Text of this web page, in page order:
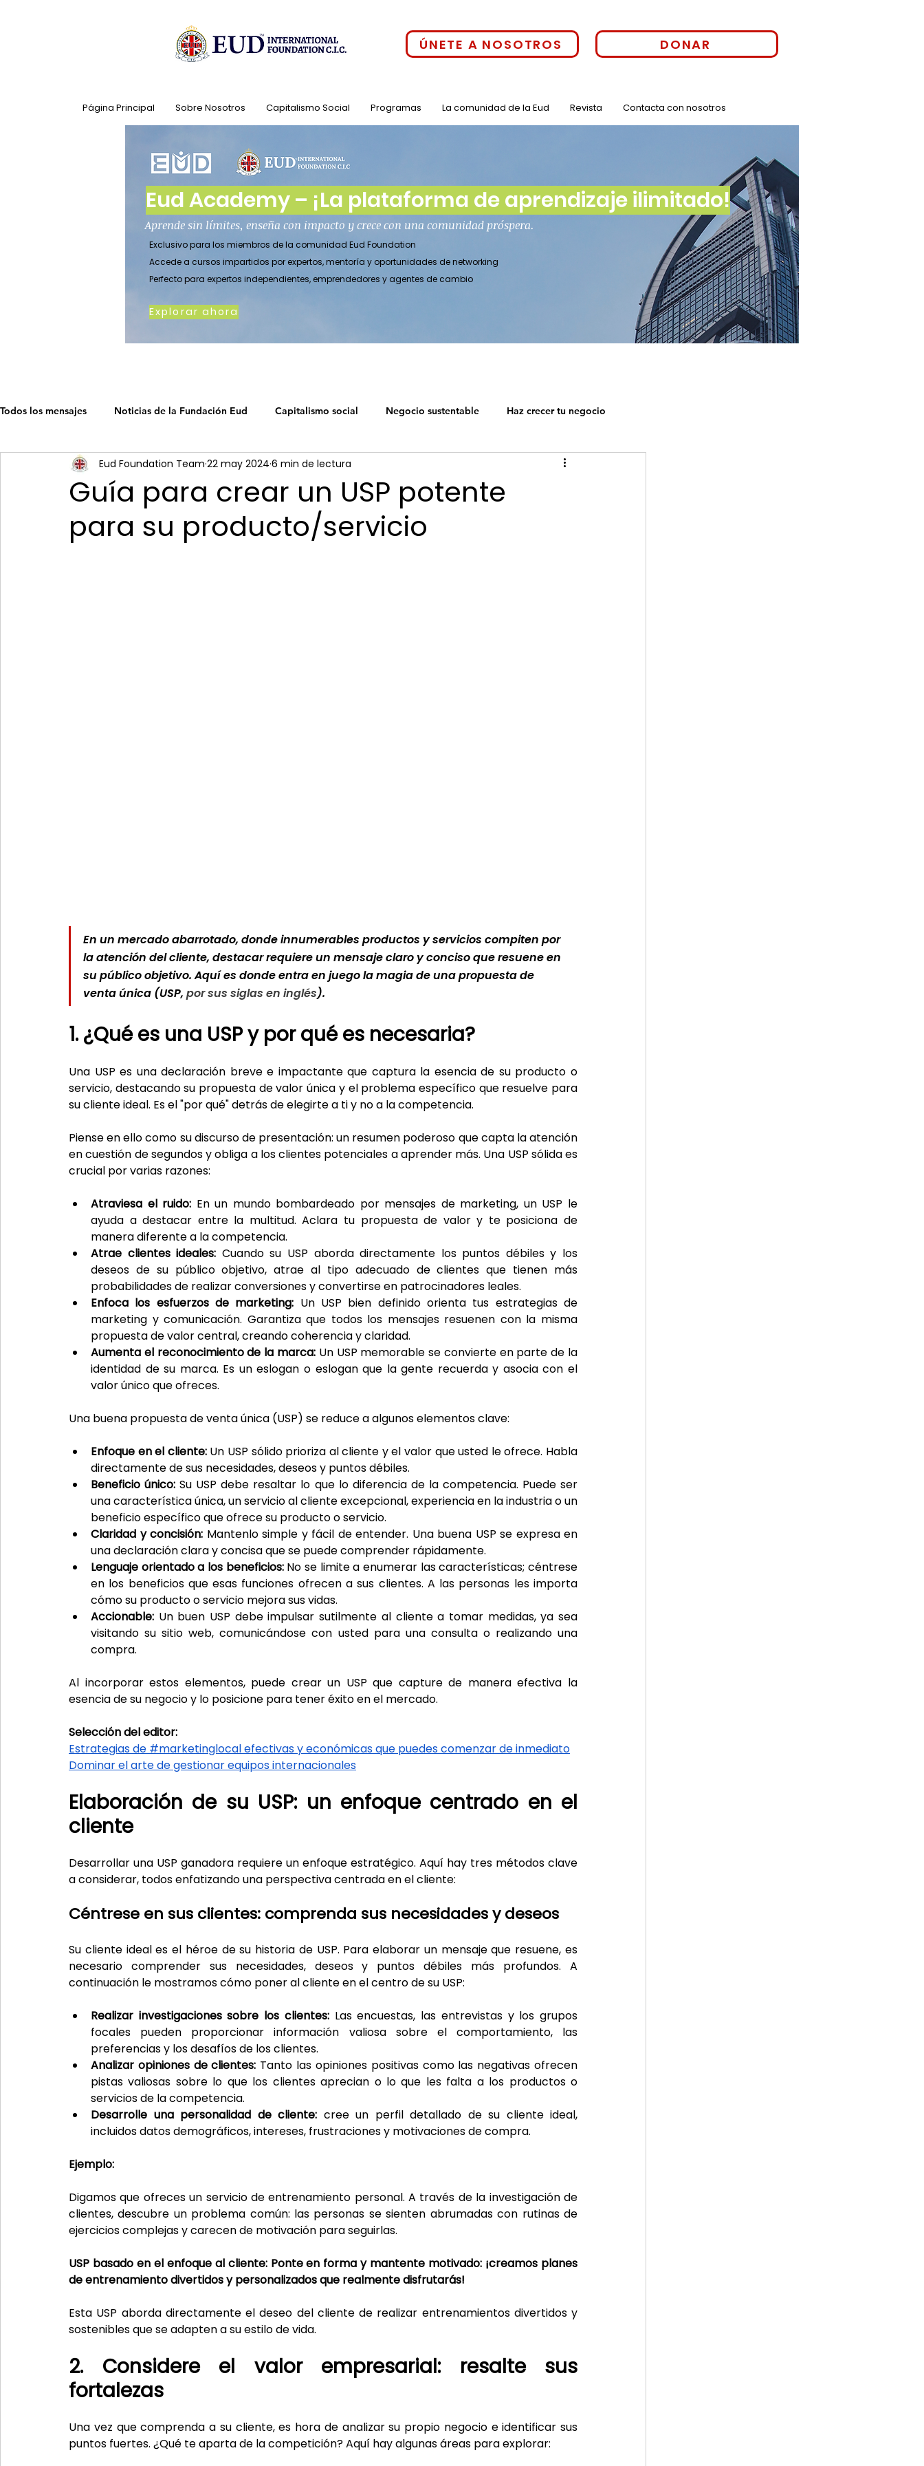
ÚNETE A NOSOTROS DONAR
Página Principal Sobre Nosotros Capitalismo Social Programas La comunidad de la Eud Revista Contacta con nosotros
Eud Academy – ¡La plataforma de aprendizaje ilimitado!
Aprende sin límites, enseña con impacto y crece con una comunidad próspera.
Exclusivo para los miembros de la comunidad Eud Foundation
Accede a cursos impartidos por expertos, mentoría y oportunidades de networking
Perfecto para expertos independientes, emprendedores y agentes de cambio
Explorar ahora
Todos los mensajes Noticias de la Fundación Eud Capitalismo social Negocio sustentable Haz crecer tu negocio
Cómo trabajamos Earth's Call Ruta del capitalismo social
La hoja de ruta del capitalismo soc La Hoja de Ruta del Capitalismo Soc
Guía para crear un USP potente
para su producto/servicio
Eud Foundation Team 22 may 2024 6 min de lectura
En un mercado abarrotado, donde innumerables productos y servicios compiten por
la atención del cliente, destacar requiere un mensaje claro y conciso que resuene en
su público objetivo. Aquí es donde entra en juego la magia de una propuesta de
venta única (USP, por sus siglas en inglés).
1. ¿Qué es una USP y por qué es necesaria?
Una USP es una declaración breve e impactante que captura la esencia de su producto o
servicio, destacando su propuesta de valor única y el problema específico que resuelve para
su cliente ideal. Es el "por qué" detrás de elegirte a ti y no a la competencia.
Piense en ello como su discurso de presentación: un resumen poderoso que capta la atención
en cuestión de segundos y obliga a los clientes potenciales a aprender más. Una USP sólida es
crucial por varias razones:
Atraviesa el ruido: En un mundo bombardeado por mensajes de marketing, un USP le
ayuda a destacar entre la multitud. Aclara tu propuesta de valor y te posiciona de
manera diferente a la competencia.
Atrae clientes ideales: Cuando su USP aborda directamente los puntos débiles y los
deseos de su público objetivo, atrae al tipo adecuado de clientes que tienen más
probabilidades de realizar conversiones y convertirse en patrocinadores leales.
Enfoca los esfuerzos de marketing: Un USP bien definido orienta tus estrategias de
marketing y comunicación. Garantiza que todos los mensajes resuenen con la misma
propuesta de valor central, creando coherencia y claridad.
Aumenta el reconocimiento de la marca: Un USP memorable se convierte en parte de la
identidad de su marca. Es un eslogan o eslogan que la gente recuerda y asocia con el
valor único que ofreces.
Una buena propuesta de venta única (USP) se reduce a algunos elementos clave:
Enfoque en el cliente: Un USP sólido prioriza al cliente y el valor que usted le ofrece. Habla
directamente de sus necesidades, deseos y puntos débiles.
Beneficio único: Su USP debe resaltar lo que lo diferencia de la competencia. Puede ser
una característica única, un servicio al cliente excepcional, experiencia en la industria o un
beneficio específico que ofrece su producto o servicio.
Claridad y concisión: Mantenlo simple y fácil de entender. Una buena USP se expresa en
una declaración clara y concisa que se puede comprender rápidamente.
Lenguaje orientado a los beneficios: No se limite a enumerar las características; céntrese
en los beneficios que esas funciones ofrecen a sus clientes. A las personas les importa
cómo su producto o servicio mejora sus vidas.
Accionable: Un buen USP debe impulsar sutilmente al cliente a tomar medidas, ya sea
visitando su sitio web, comunicándose con usted para una consulta o realizando una
compra.
Al incorporar estos elementos, puede crear un USP que capture de manera efectiva la
esencia de su negocio y lo posicione para tener éxito en el mercado.
Selección del editor:
Estrategias de #marketinglocal efectivas y económicas que puedes comenzar de inmediato
Dominar el arte de gestionar equipos internacionales
Elaboración de su USP: un enfoque centrado en el
cliente
Desarrollar una USP ganadora requiere un enfoque estratégico. Aquí hay tres métodos clave
a considerar, todos enfatizando una perspectiva centrada en el cliente:
Céntrese en sus clientes: comprenda sus necesidades y deseos
Su cliente ideal es el héroe de su historia de USP. Para elaborar un mensaje que resuene, es
necesario comprender sus necesidades, deseos y puntos débiles más profundos. A
continuación le mostramos cómo poner al cliente en el centro de su USP:
Realizar investigaciones sobre los clientes: Las encuestas, las entrevistas y los grupos
focales pueden proporcionar información valiosa sobre el comportamiento, las
preferencias y los desafíos de los clientes.
Analizar opiniones de clientes: Tanto las opiniones positivas como las negativas ofrecen
pistas valiosas sobre lo que los clientes aprecian o lo que les falta a los productos o
servicios de la competencia.
Desarrolle una personalidad de cliente: cree un perfil detallado de su cliente ideal,
incluidos datos demográficos, intereses, frustraciones y motivaciones de compra.
Ejemplo:
Digamos que ofreces un servicio de entrenamiento personal. A través de la investigación de
clientes, descubre un problema común: las personas se sienten abrumadas con rutinas de
ejercicios complejas y carecen de motivación para seguirlas.
USP basado en el enfoque al cliente: Ponte en forma y mantente motivado: ¡creamos planes
de entrenamiento divertidos y personalizados que realmente disfrutarás!
Esta USP aborda directamente el deseo del cliente de realizar entrenamientos divertidos y
sostenibles que se adapten a su estilo de vida.
2. Considere el valor empresarial: resalte sus
fortalezas
Una vez que comprenda a su cliente, es hora de analizar su propio negocio e identificar sus
puntos fuertes. ¿Qué te aparta de la competición? Aquí hay algunas áreas para explorar: